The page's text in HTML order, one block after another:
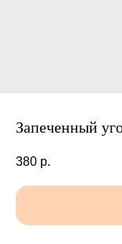
Запеченный
380 р.